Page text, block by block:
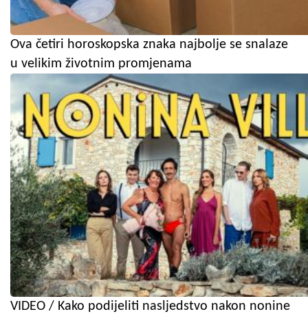
Ova četiri horoskopska znaka najbolje se snalaze
u velikim životnim promjenama
VIDEO / Kako podijeliti nasljedstvo nakon nonine